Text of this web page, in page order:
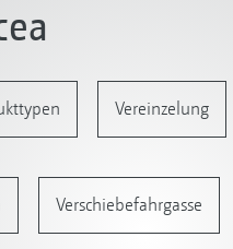
Vereinzelung
Verschiebefahrgasse